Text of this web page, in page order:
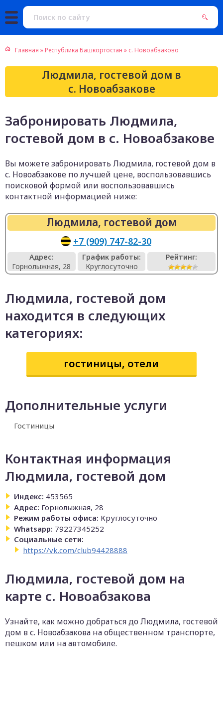
Главная »Республика Башкортостан » с. Новоабзаково
Людмила, гостевой дом в
с. Новоабзакове
Забронировать Людмила,
гостевой дом в с. Новоабзакове
Вы можете забронировать Людмила, гостевой дом в
с. Новоабзакове по лучшей цене, воспользовавшись
поисковой формой или воспользовавшись
контактной информацией ниже:
Людмила, гостевой дом
+7 (909) 747-82-30
Адрес:
Горнолыжная, 28
График работы:
Круглосуточно
Рейтинг:
Людмила, гостевой дом
находится в следующих
категориях:
гостиницы, отели
Дополнительные услуги
Гостиницы
Контактная информация
Людмила, гостевой дом
Индекс: 453565
Адрес: Горнолыжная, 28
Режим работы офиса: Круглосуточно
Whatsapp: 79227345252
Социальные сети:
https://vk.com/club94428888
Людмила, гостевой дом на
карте с. Новоабзакова
Узнайте, как можно добраться до Людмила, гостевой
дом в с. Новоабзакова на общественном транспорте,
пешком или на автомобиле.